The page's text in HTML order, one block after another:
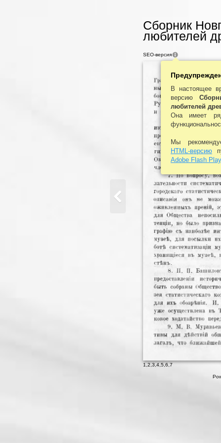
Сборник
любителей
SEO-версия
В настоящее
версию
любителей
Она имеет
Мы
HTML-версию
Adobe Flash
1,2,3,4,5,6,7